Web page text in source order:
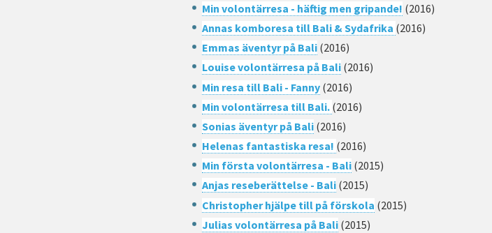
​Min volontärresa - häftig men gripande! (2016)
Annas komboresa till Bali & Sydafrika (2016)
Emmas äventyr på Bali (2016)
Louise volontärresa på Bali (2016)
Min resa till Bali - Fanny (2016)
Min volontärresa till Bali. (2016)
Sonias äventyr på Bali (2016)
Helenas fantastiska resa! (2016)
Min första volontärresa - Bali (2015)
Anjas reseberättelse - Bali (2015)
Christopher hjälpe till på förskola (2015)
Julias volontärresa på Bali (2015)